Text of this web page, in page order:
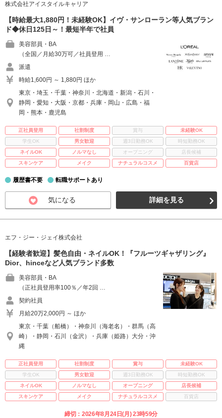
株式会社アイスタイルキャリア
【時給最大1,880円！未経験OK】イヴ・サンローラン等人気ブラン
ド◆休日125日～！最短半年で社員
美容部員・BA
（全国／月給30万可／社員登用 …
派遣
時給1,600円 ～ 1,880円 ほか
東京・埼玉・千葉・神奈川・北海道・新潟・石川・
静岡・愛知・大阪・京都・兵庫・岡山・広島・福
岡・熊本・鹿児島
正社員登用 社割制度 賞与
未経験OK
学生OK
男女歓迎 週3日勤務OK
時短勤務OK
ネイルOK
ノルマなし オープニング
店長候補
スキンケア
メイク ナチュラルコスメ 百貨店
履歴書不要 転職サポートあり
気になる 詳細を見る
エフ・ジー・ジェイ株式会社
【経験者歓迎】髪色自由・ネイルOK！『フルーツギャザリング』
Dior、hinceなど人気ブランド多数
美容部員・BA
（正社員登用率100％／年2回 …
契約社員
月給20万2,000円 ～ ほか
東京・千葉（船橋）・神奈川（海老名）・群馬（高
崎）・静岡・石川（金沢）・兵庫（姫路）大分・沖
縄
正社員登用 社割制度 賞与
未経験OK
学生OK
男女歓迎 週3日勤務OK
時短勤務OK
ネイルOK
ノルマなし オープニング
店長候補
スキンケア
メイク ナチュラルコスメ 百貨店
締切：2026年8月24日(月) 23時59分